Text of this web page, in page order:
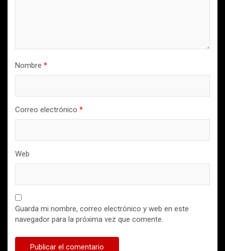
Nombre *
Correo electrónico *
Web
Guarda mi nombre, correo electrónico y web en este
navegador para la próxima vez que comente.